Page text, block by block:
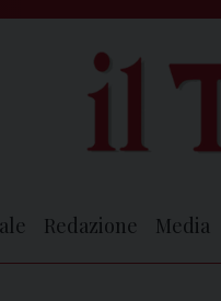
Redazione Media